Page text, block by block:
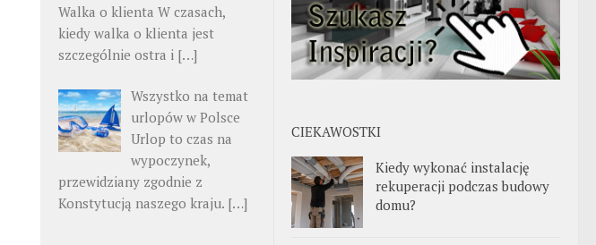
CIEKAWOSTKI
Kiedy wykonać instalację
rekuperacji podczas budowy
domu?
Walka o klienta W czasach,
kiedy walka o klienta jest
szczególnie ostra i […]
Wszystko na temat
urlopów w Polsce
Urlop to czas na
wypoczynek,
przewidziany zgodnie z
Konstytucją naszego kraju. […]